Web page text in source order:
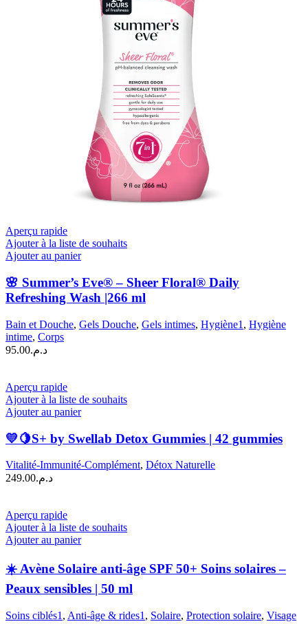
Aperçu rapide
Ajouter à la liste de souhaits
Ajouter au panier
🌸 Summer’s Eve® – Sheer Floral® Daily
Refreshing Wash |266 ml
Bain et Douche, Gels Douche, Gels intimes, Hygiène1 , Hygiène
intime, Corps
د.م.95.00
Aperçu rapide
Ajouter à la liste de souhaits
Ajouter au panier
💛🍋S+ by Swellab Detox Gummies | 42 gummies
Vitalité-Immunité-Complément, Détox Naturelle
د.م.249.00
Aperçu rapide
Ajouter à la liste de souhaits
Ajouter au panier
☀️ Avène Solaire anti-âge SPF 50+ Soins solaires –
Peaux sensibles | 50 ml
Soins ciblés1 , Anti-âge & rides1 , Solaire, Protection solaire, Visage